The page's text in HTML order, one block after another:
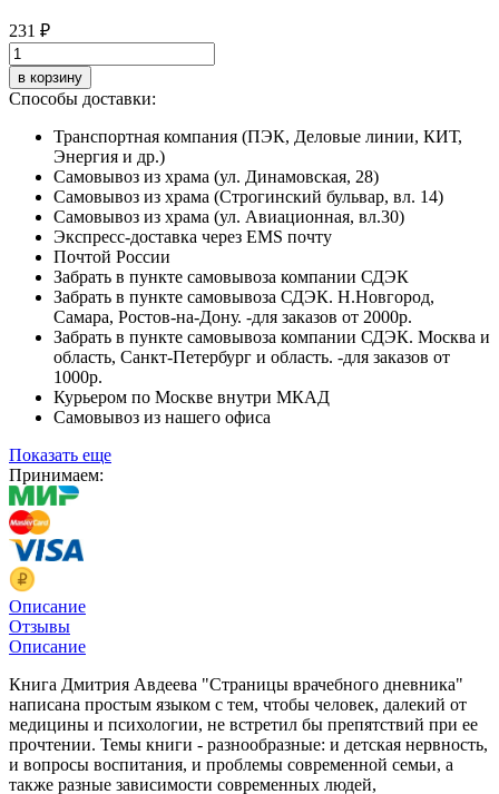
231 ₽
в корзину
Способы доставки:
Транспортная компания (ПЭК, Деловые линии, КИТ,
Энергия и др.)
Самовывоз из храма (ул. Динамовская, 28)
Самовывоз из храма (Строгинский бульвар, вл. 14)
Самовывоз из храма (ул. Авиационная, вл.30)
Экспресс-доставка через EMS почту
Почтой России
Забрать в пункте самовывоза компании СДЭК
Забрать в пункте самовывоза СДЭК. Н.Новгород,
Самара, Ростов-на-Дону. -для заказов от 2000р.
Забрать в пункте самовывоза компании СДЭК. Москва и
область, Санкт-Петербург и область. -для заказов от
1000р.
Курьером по Москве внутри МКАД
Самовывоз из нашего офиса
Показать еще
Принимаем:
Описание
Отзывы
Описание
Книга Дмитрия Авдеева "Страницы врачебного дневника"
написана простым языком с тем, чтобы человек, далекий от
медицины и психологии, не встретил бы препятствий при ее
прочтении. Темы книги - разнообразные: и детская нервность,
и вопросы воспитания, и проблемы современной семьи, а
также разные зависимости современных людей,